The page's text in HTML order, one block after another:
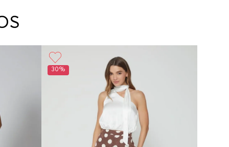
la recogida del producto en la dirección
30%